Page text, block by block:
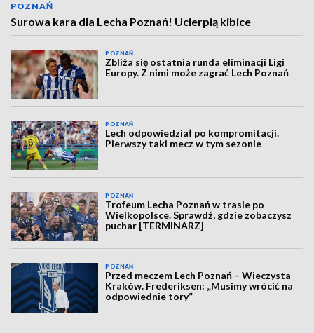
POZNAŃ
Surowa kara dla Lecha Poznań! Ucierpią kibice
POZNAŃ
Zbliża się ostatnia runda eliminacji Ligi
Europy. Z nimi może zagrać Lech Poznań
POZNAŃ
Lech odpowiedział po kompromitacji.
Pierwszy taki mecz w tym sezonie
POZNAŃ
Trofeum Lecha Poznań w trasie po
Wielkopolsce. Sprawdź, gdzie zobaczysz
puchar [TERMINARZ]
POZNAŃ
Przed meczem Lech Poznań – Wieczysta
Kraków. Frederiksen: „Musimy wrócić na
odpowiednie tory”